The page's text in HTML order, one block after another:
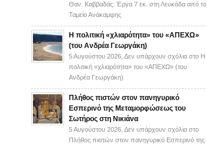
Θαν. Καββαδάς: Έργα 7 εκ. στη Λευκάδα από το
Ταμείο Ανάκαμψης
H πολιτική «χλιαρότητα» του «AΠΕΧΩ»
(του Ανδρέα Γεωργάκη)
5 Αυγούστου 2026, Δεν υπάρχουν σχόλια στο H
πολιτική «χλιαρότητα» του «AΠΕΧΩ» (του
Ανδρέα Γεωργάκη)
Πλήθος πιστών στον πανηγυρικό
Εσπερινό της Μεταμορφώσεως του
Σωτήρος στη Νικιάνα
5 Αυγούστου 2026, Δεν υπάρχουν σχόλια στο
Πλήθος πιστών στον πανηγυρικό Εσπερινό της